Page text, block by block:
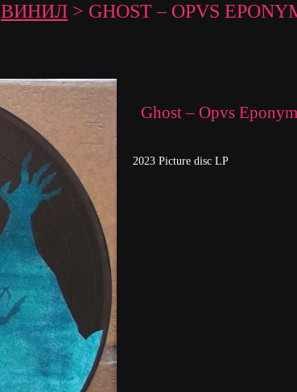
ВИНИЛ > GHOST – OPVS
Ghost – Opvs
2023 Picture disc LP